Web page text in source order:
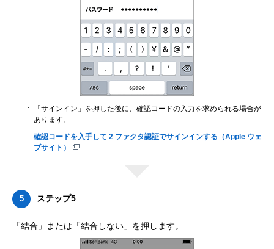
「サインイン」を押した後に、確認コードの入力を求められる場合が
あります。
確認コードを入手して 2 ファクタ認証でサインインする（Apple ウェ
ブサイト）
5 ステップ5
「結合」または「結合しない」を押します。